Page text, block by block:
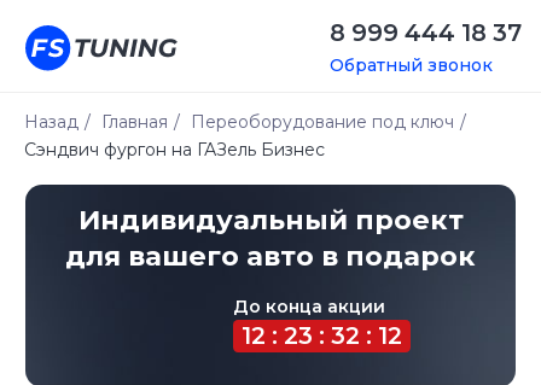
8 999 444 18 37
Обратный звонок
Назад / Главная / Переоборудование под ключ /
Сэндвич фургон на ГАЗель Бизнес
Индивидуальный проект
для вашего авто в подарок
До конца акции
12 : 23 : 32 : 12